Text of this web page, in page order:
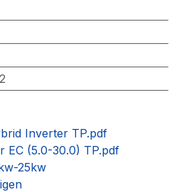
2
Inverter TP.pdf
EC (5.0-30.0) TP.pdf
25kw